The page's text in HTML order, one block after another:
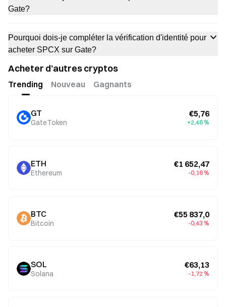
Gate?
Pourquoi dois-je compléter la vérification d'identité pour
acheter SPCX sur Gate?
Acheter d’autres cryptos
Trending Nouveau Gagnants
GT
GateToken
€5,76
+2,46 %
ETH
Ethereum
€1 652,47
-0,16 %
BTC
Bitcoin
€55 837,0
-0,43 %
SOL
Solana
€63,13
-1,72 %